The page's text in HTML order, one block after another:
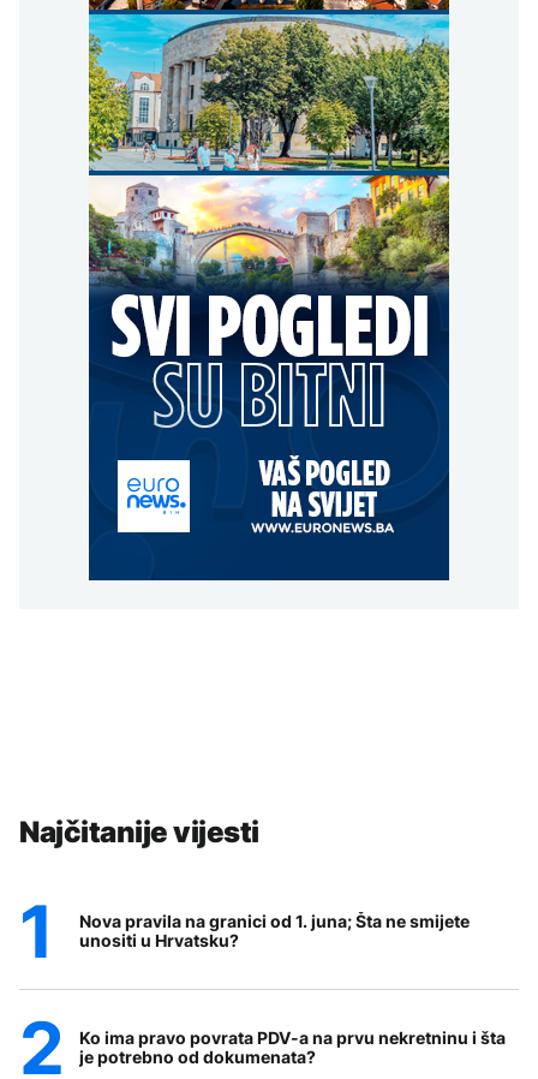
Najčitanije vijesti
Nova pravila na granici od 1. juna; Šta ne smijete
unositi u Hrvatsku?
Ko ima pravo povrata PDV-a na prvu nekretninu i šta
je potrebno od dokumenata?